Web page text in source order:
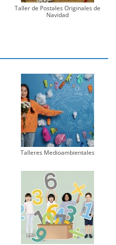
Taller de Postales Originales de
Navidad
Talleres Medioambientales